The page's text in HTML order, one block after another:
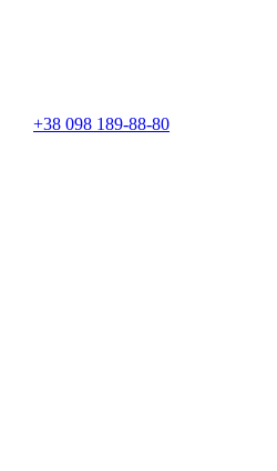
+38 098 189-88-80